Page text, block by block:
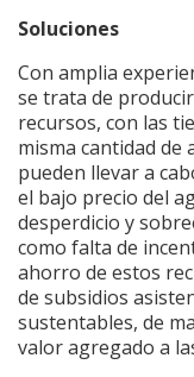
Soluciones
Con amplia
se trata de
recursos, con las
misma cantidad de
pueden llevar a
el bajo precio del
desperdicio y
como falta de
ahorro de estos
de subsidios
sustentables, de
valor agregado a